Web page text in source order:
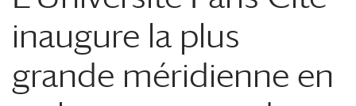
inaugure la plus
grande méridienne en